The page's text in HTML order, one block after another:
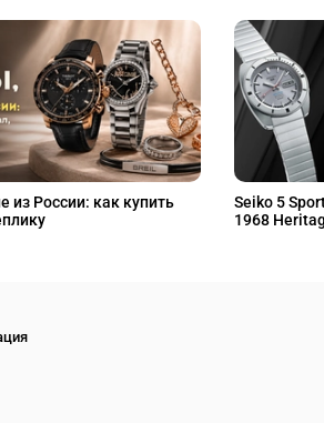
России: как купить
Seiko 5
1968